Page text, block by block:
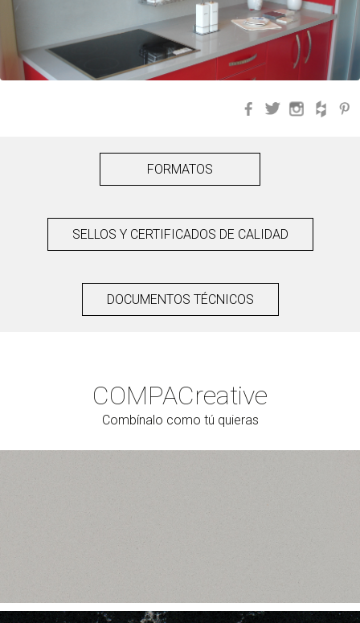
Facebook
Twitter
FORMATOS
SELLOS Y CERTIFICADOS DE CALIDAD
DOCUMENTOS TÉCNICOS
COMPACreative
Combínalo como tú quieras